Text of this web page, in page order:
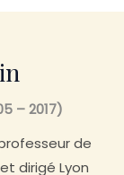
– 2017)
de
dirigé Lyon